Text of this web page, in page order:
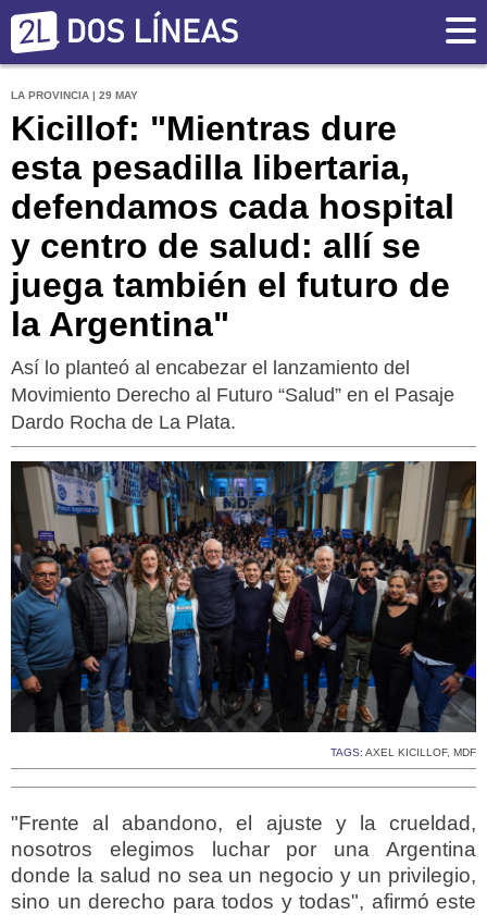
LA PROVINCIA | 29 MAY
Kicillof: "Mientras dure
esta pesadilla libertaria,
defendamos cada hospital
y centro de salud: allí se
juega también el futuro de
la Argentina"
Así lo planteó al encabezar el lanzamiento del
Movimiento Derecho al Futuro “Salud” en el Pasaje
Dardo Rocha de La Plata.
TAGS: AXEL KICILLOF, MDF
"Frente al abandono, el ajuste y la crueldad,
nosotros elegimos luchar por una Argentina
donde la salud no sea un negocio y un privilegio,
sino un derecho para todos y todas", afirmó este